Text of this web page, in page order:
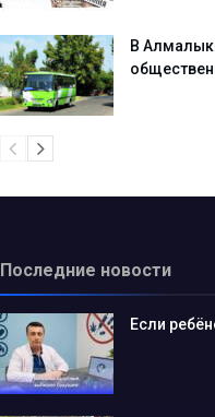
В
Последние новости
Если